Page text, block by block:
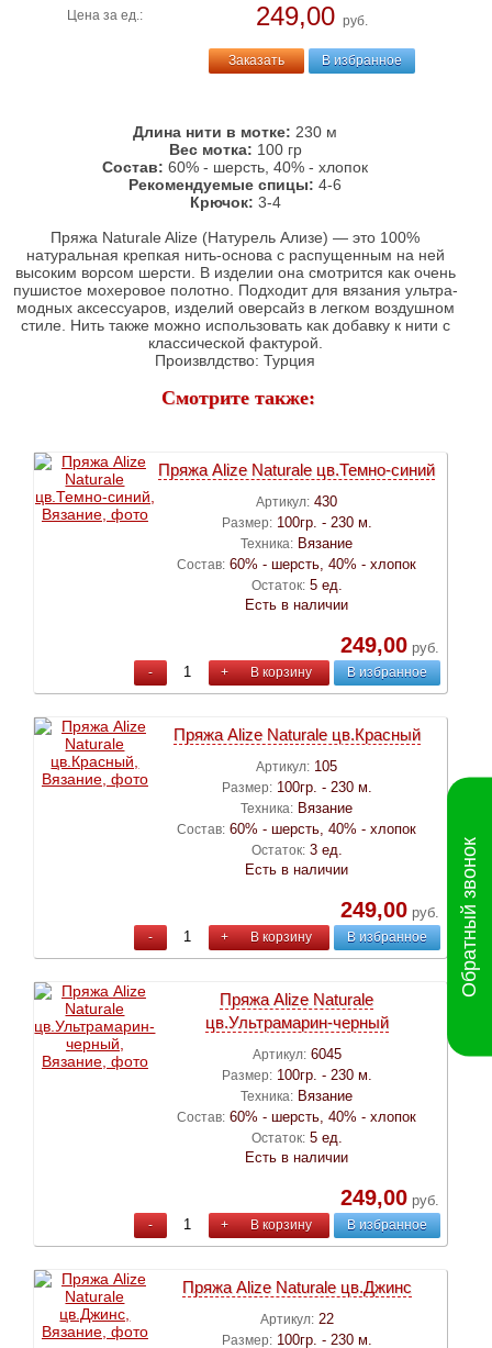
Цена за ед.: 249,00 руб.
Заказать В избранное
Длина нити в мотке: 230 м
Вес мотка: 100 гр
Состав: 60% - шерсть, 40% - хлопок
Рекомендуемые спицы: 4-6
Крючок: 3-4
Пряжа Naturale Alize (Натурель Ализе) — это 100%
натуральная крепкая нить-основа с распущенным на ней
высоким ворсом шерсти. В изделии она смотрится как очень
пушистое мохеровое полотно. Подходит для вязания ультра-
модных аксессуаров, изделий оверсайз в легком воздушном
стиле. Нить также можно использовать как добавку к нити с
классической фактурой.
Произвлдство: Турция
Смотрите также:
Пряжа Alize Naturale цв.Темно-синий
Артикул: 430
Размер: 100гр. - 230 м.
Техника: Вязание
Состав: 60% - шерсть, 40% - хлопок
Остаток: 5 ед.
Есть в наличии
249,00руб.
- + В корзину В избранное
Пряжа Alize Naturale цв.Красный
Артикул: 105
Размер: 100гр. - 230 м.
Техника: Вязание
Состав: 60% - шерсть, 40% - хлопок
Остаток: 3 ед.
Есть в наличии
249,00руб.
- + В корзину В избранное
Пряжа Alize Naturale
цв.Ультрамарин-черный
Артикул: 6045
Размер: 100гр. - 230 м.
Техника: Вязание
Состав: 60% - шерсть, 40% - хлопок
Остаток: 5 ед.
Есть в наличии
249,00руб.
- + В корзину В избранное
Пряжа Alize Naturale цв.Джинс
Артикул: 22
Размер: 100гр. - 230 м.
Обратный звонок